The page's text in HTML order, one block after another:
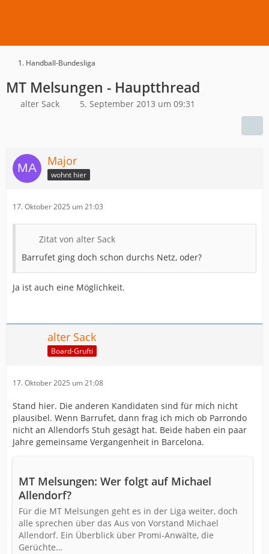
1. Handball-Bundesliga
MT Melsungen - Hauptthread
alter Sack 5. September 2013 um 09:31
Major
wohnt hier
17. Oktober 2025 um 21:03
Zitat von alter Sack
Barrufet ging doch schon durchs Netz, oder?
Ja ist auch eine Möglichkeit.
alter Sack
Board-Grufti
17. Oktober 2025 um 21:08
Stand hier. Die anderen Kandidaten sind für mich nicht
plausibel. Wenn Barrufet, dann frag ich mich ob Parrondo
nicht an Allendorfs Stuh gesägt hat. Beide haben ein paar
Jahre gemeinsame Vergangenheit in Barcelona.
MT Melsungen: Wer folgt auf Michael
Allendorf?
Für die MT Melsungen geht es in der Liga weiter, doch
alle sprechen über das Aus von Vorstand Michael
Allendorf. Ein Überblick über Promi-Anwälte, die
Gerüchte…